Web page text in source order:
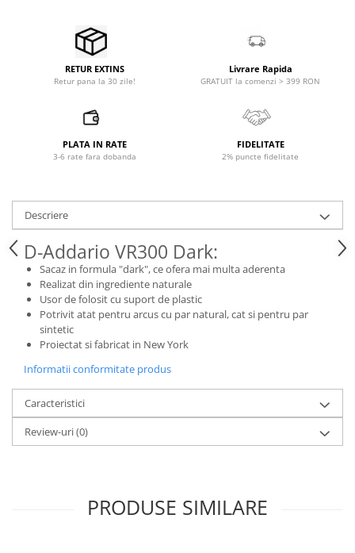
Microfoane lavaliera si headset
Microfoane podcast, USB, iOS /
Microfoane pt Camere Video
Microfoane pt instalatii si
Microfoane Ribbon
Microfoane wireless si sisteme
Stative de microfon
Studio si inregistrari
Accesorii de microfoane
Accesorii de rack
Accesorii echipamente de studio
Clape MIDI
Controllere monitoare de studio
Convertoare AD/DA
Interfete audio
Interfete MIDI si Cabluri Midi-USB
RETUR EXTINS
Retur pana la 30 zile!
Livrare Rapida
GRATUIT la comenzi > 399 RON
PLATA IN RATE
3-6 rate fara dobanda
FIDELITATE
2% puncte fidelitate
Descriere
D-Addario VR300 Dark:
Sacaz in formula "dark", ce ofera mai multa aderenta
Realizat din ingrediente naturale
Usor de folosit cu suport de plastic
Potrivit atat pentru arcus cu par natural, cat si pentru par
sintetic
Proiectat si fabricat in New York
Informatii conformitate produs
Caracteristici
Review-uri(0)
PRODUSE SIMILARE